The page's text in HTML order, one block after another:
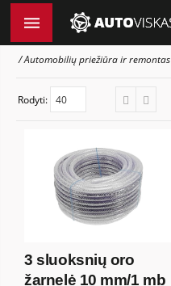
Automobilių priežiūra ir remontas
Rodyti:
3 sluoksnių oro
žarnelė 10 mm/1 mb